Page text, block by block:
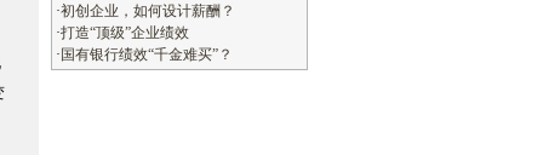
·初创企业，如何设计薪酬？
·打造“顶级”企业绩效
· 国有银行绩效“千金难买”？